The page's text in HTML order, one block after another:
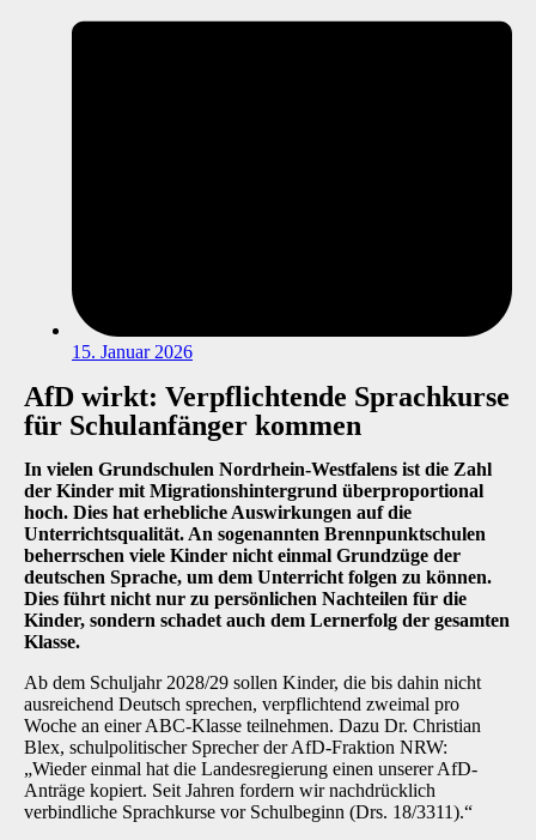
15. Januar 2026
AfD wirkt: Verpflichtende Sprachkurse
für Schulanfänger kommen
In vielen Grundschulen Nordrhein-Westfalens ist die Zahl
der Kinder mit Migrationshintergrund überproportional
hoch. Dies hat erhebliche Auswirkungen auf die
Unterrichtsqualität. An sogenannten Brennpunktschulen
beherrschen viele Kinder nicht einmal Grundzüge der
deutschen Sprache, um dem Unterricht folgen zu können.
Dies führt nicht nur zu persönlichen Nachteilen für die
Kinder, sondern schadet auch dem Lernerfolg der gesamten
Klasse.
Ab dem Schuljahr 2028/29 sollen Kinder, die bis dahin nicht
ausreichend Deutsch sprechen, verpflichtend zweimal pro
Woche an einer ABC-Klasse teilnehmen. Dazu Dr. Christian
Blex, schulpolitischer Sprecher der AfD-Fraktion NRW:
„Wieder einmal hat die Landesregierung einen unserer AfD-
Anträge kopiert. Seit Jahren fordern wir nachdrücklich
verbindliche Sprachkurse vor Schulbeginn (Drs. 18/3311).“